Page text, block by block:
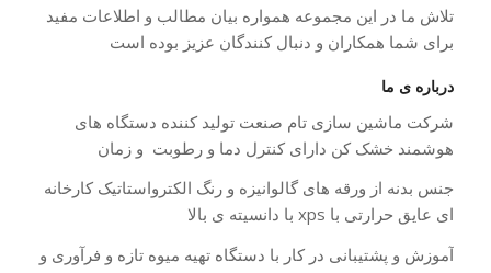
تلاش ما در این مجموعه همواره بیان مطالب و اطلاعات مفید
برای شما همکاران و دنبال کنندگان عزیز بوده است
درباره ی ما
شرکت ماشین سازی تام صنعت تولید کننده دستگاه های
هوشمند خشک کن دارای کنترل دما و رطوبت و زمان
جنس بدنه از ورقه های گالوانیزه و رنگ الکترواستاتیک کارخانه
ای عایق حرارتی با xps با دانسیته ی بالا
آموزش و پشتیبانی در کار با دستگاه تهیه میوه تازه و فرآوری و